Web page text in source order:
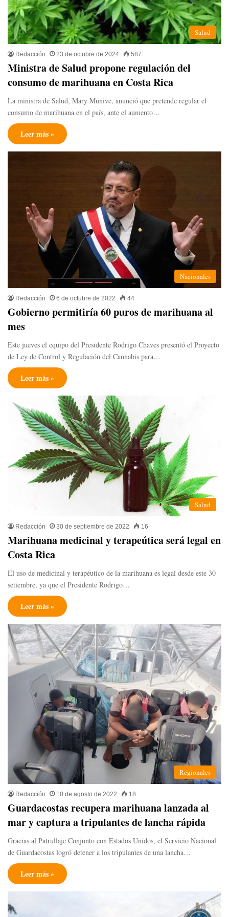
Salud
Redacción 23 de octubre de 2024 587
Ministra de Salud propone regulación del
consumo de marihuana en Costa Rica
La ministra de Salud, Mary Munive, anunció que pretende regular el
consumo de marihuana en el país, ante el aumento…
Leer más »
Nacionales
Redacción 6 de octubre de 2022 44
Gobierno permitiría 60 puros de marihuana al
mes
Este jueves el equipo del Presidente Rodrigo Chaves presentó el Proyecto
de Ley de Control y Regulación del Cannabis para…
Leer más »
Salud
Redacción 30 de septiembre de 2022 16
Marihuana medicinal y terapeútica será legal en
Costa Rica
El uso de medicinal y terapéutico de la marihuana es legal desde este 30
setiembre, ya que el Presidente Rodrigo…
Leer más »
Regionales
Redacción 10 de agosto de 2022 18
Guardacostas recupera marihuana lanzada al
mar y captura a tripulantes de lancha rápida
Gracias al Patrullaje Conjunto con Estados Unidos, el Servicio Nacional
de Guardacostas logró detener a los tripulantes de una lancha…
Leer más »